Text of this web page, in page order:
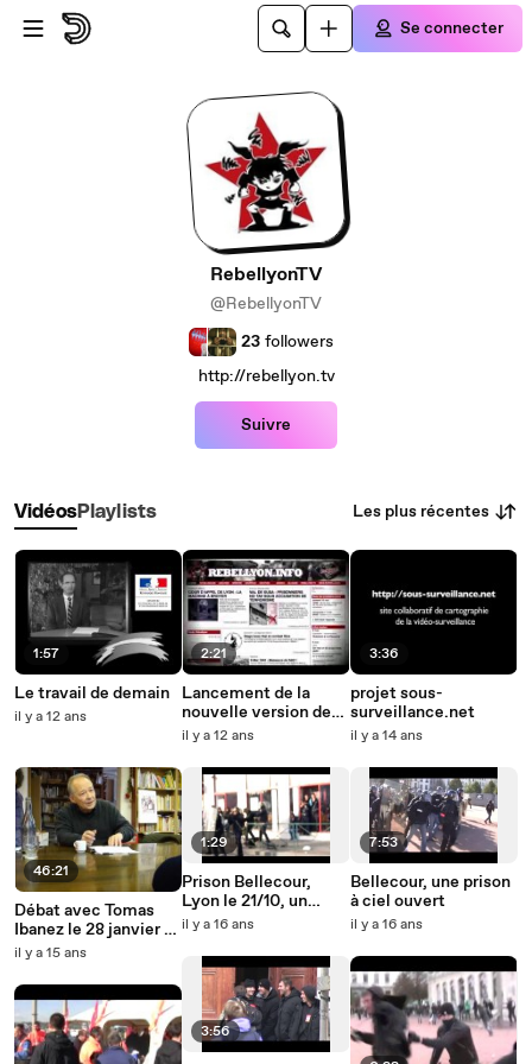
Passer au contenu principal
Se connecter
RebellyonTV
@RebellyonTV
23 followers
http://rebellyon.tv
Suivre
VidéosPlaylists Les plus récentes
1:57
Le travail de demain
il y a 12 ans
46:21
Débat avec Tomas
Ibanez le 28 janvier au
Cedrats
il y a 15 ans
2:21
Lancement de la
nouvelle version de
Rebellyon
il y a 12 ans
1:29
Prison Bellecour,
Lyon le 21/10, un
jeune fait un malaise
il y a 16 ans
3:56
3:36
projet sous-
surveillance.net
il y a 14 ans
7:53
Bellecour, une prison
à ciel ouvert
il y a 16 ans